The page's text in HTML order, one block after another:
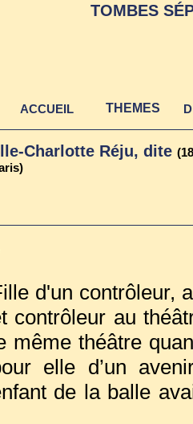
Charlotte Réju, dite
d'un contrôleur,
contrôleur au
même théâtre
elle d’un
de la balle
TOMBES
ACCUEIL THEMES